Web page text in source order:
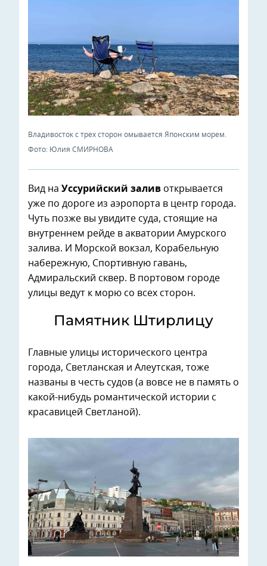
Владивосток с трех сторон омывается Японским морем.
Фото: Юлия СМИРНОВА
Вид на Уссурийский залив открывается
уже по дороге из аэропорта в центр города.
Чуть позже вы увидите суда, стоящие на
внутреннем рейде в акватории Амурского
залива. И Морской вокзал, Корабельную
набережную, Спортивную гавань,
Адмиральский сквер. В портовом городе
улицы ведут к морю со всех сторон.
Памятник Штирлицу
Главные улицы исторического центра
города, Светланская и Алеутская, тоже
названы в честь судов (а вовсе не в память о
какой-нибудь романтической истории с
красавицей Светланой).